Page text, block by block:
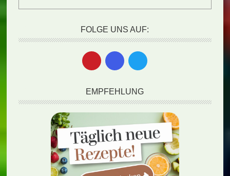
FOLGE UNS AUF:
EMPFEHLUNG